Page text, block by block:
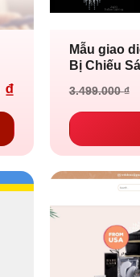
₫
Mẫu giao
Bị Chiếu
3.499.000₫
Giá
là:
Giá
tại
499.000 ₫.